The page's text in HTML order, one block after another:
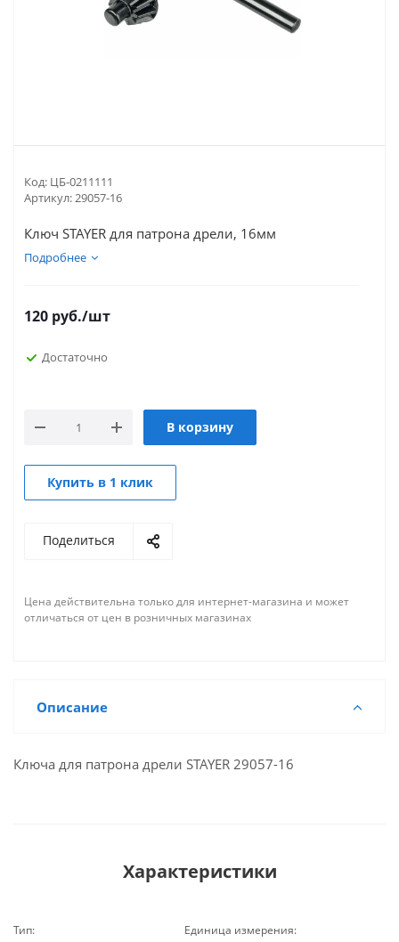
Код: ЦБ-0211111
Артикул:29057-16
Ключ STAYER для патрона дрели, 16мм
Подробнее
120 руб./шт
Достаточно
В корзину
Купить в 1 клик
Поделиться
Цена действительна только для интернет-магазина и может
отличаться от цен в розничных магазинах
Описание
Ключа для патрона дрели STAYER 29057-16
Характеристики
Тип: Единица измерения: